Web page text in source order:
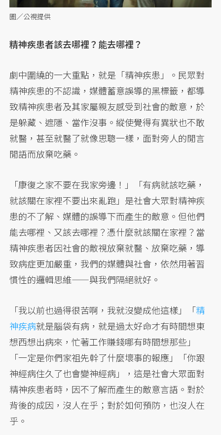
圖／公視提供
精神疾患者該去哪裡？能去哪裡？
劇中圍繞的一大重點，就是「精神疾患」。民眾對
精神疾患的不認識，媒體蓄意誤導的黑標籤，都導
致精神疾患者及其家屬親友感受到社會的敵意，於
是躲藏、遮隱、當作沒事。縱使覺得有異狀也不敢
就醫，甚至就醫了就像思聰一樣，面對旁人的閒言
閒語而放棄吃藥。
「康復之家不要在我家旁邊！」「有病就該吃藥，
就該關在家裡不要出來亂跑」是社會大眾對精神疾
患的不了解、媒體的誤導下而產生的敵意。但他們
能去哪裡、又該去哪裡？憑什麼就該關在家裡？當
精神疾患者因社會的敵視放棄就醫、放棄吃藥，導
致病症更加嚴重，我們的媒體與社會，依然用著習
慣性的邏輯思維——與我們隔絕就好。
「我以前也過得很苦啊，我就沒變成他這樣」「精
神疾病就是腦袋有病，就是過太好命才有時間想東
想西想出病來，忙著工作賺錢哪有時間想那些」
「一定是你們家祖先幹了什麼壞事的報應」「你跟
神經病住久了也會變神經病」，這是社會大眾面對
精神疾患者時，因不了解而產生的敵意言語。對於
背後的成因，沒人在乎；對於如何預防，也沒人在
乎。